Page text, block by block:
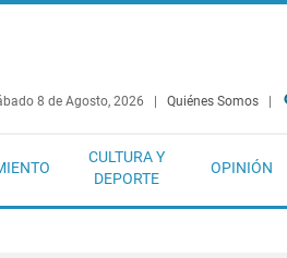
8 de Agosto, 2026 Quiénes Somos
CULTURA Y
DEPORTE
OPINIÓN